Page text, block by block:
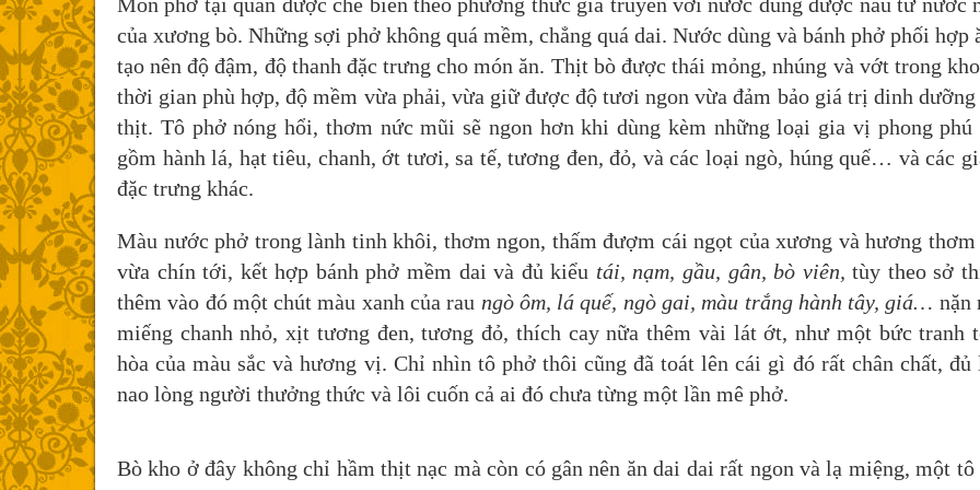
của xương bò. Những sợi phở không quá mềm, chẳng quá dai. Nước dùng và bánh phở phối hợp
tạo nên độ đậm, độ thanh đặc trưng cho món ăn. Thịt bò được thái mỏng, nhúng và vớt trong
thời gian phù hợp, độ mềm vừa phải, vừa giữ được độ tươi ngon vừa đảm bảo giá trị dinh dưỡng
thịt. Tô phở nóng hổi, thơm nức mũi sẽ ngon hơn khi dùng kèm những loại gia vị phong phú
gồm hành lá, hạt tiêu, chanh, ớt tươi, sa tế, tương đen, đỏ, và các loại ngò, húng quế… và các
đặc trưng khác.
Màu nước phở trong lành tinh khôi, thơm ngon, thấm đượm cái ngọt của xương và hương
vừa chín tới, kết hợp bánh phở mềm dai và đủ kiểu tái, nạm, gầu, gân, bò viên, tùy theo sở
thêm vào đó một chút màu xanh của rau ngò ôm, lá quế, ngò gai, màu trắng hành tây, giá… nặn
miếng chanh nhỏ, xịt tương đen, tương đỏ, thích cay nữa thêm vài lát ớt, như một bức tranh
hòa của màu sắc và hương vị. Chỉ nhìn tô phở thôi cũng đã toát lên cái gì đó rất chân chất, đủ
nao lòng người thưởng thức và lôi cuốn cả ai đó chưa từng một lần mê phở.
Bò kho ở đây không chỉ hầm thịt nạc mà còn có gân nên ăn dai dai rất ngon và lạ miệng, một tô